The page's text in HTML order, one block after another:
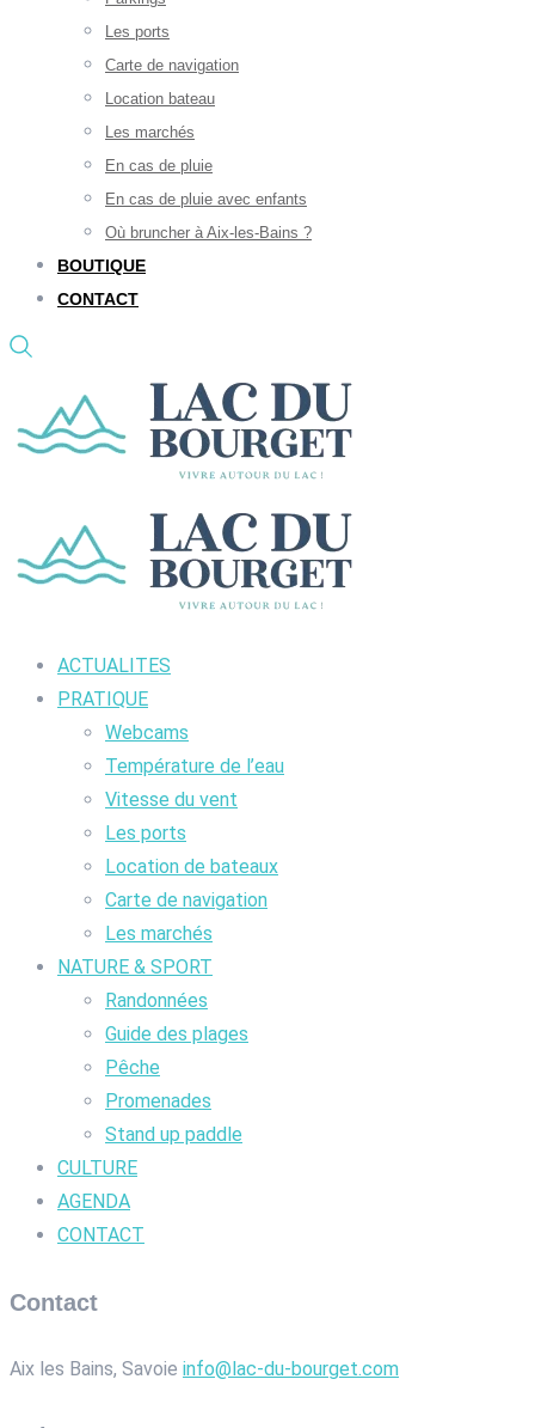
Les ports
Carte de navigation
Location bateau
Les marchés
En cas de pluie
En cas de pluie avec enfants
Où bruncher à Aix-les-Bains ?
BOUTIQUE
CONTACT
ACTUALITES
PRATIQUE
Webcams
Température de l’eau
Vitesse du vent
Les ports
Location de bateaux
Carte de navigation
Les marchés
NATURE & SPORT
Randonnées
Guide des plages
Pêche
Promenades
Stand up paddle
CULTURE
AGENDA
CONTACT
Contact
Aix les Bains, Savoie info@lac-du-bourget.com